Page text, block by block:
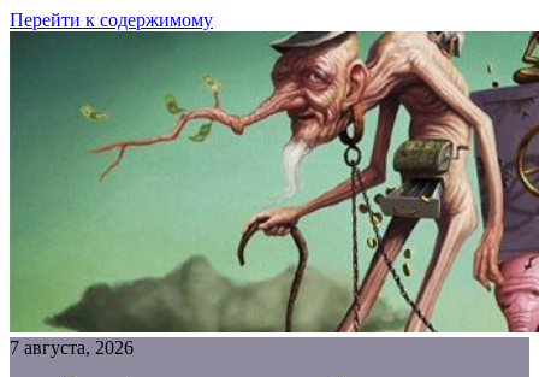
Перейти к содержимому
7 августа, 2026